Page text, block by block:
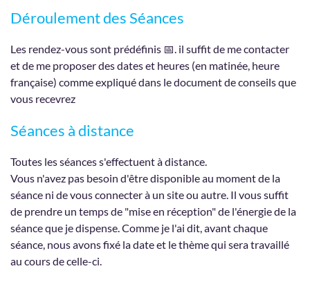
Déroulement des Séances
Les rendez-vous sont prédéfinis 📅. il suffit de me contacter
et de me proposer des dates et heures (en matinée, heure
française) comme expliqué dans le document de conseils que
vous recevrez
Séances à distance
Toutes les séances s'effectuent à distance.
Vous n'avez pas besoin d'être disponible au moment de la
séance ni de vous connecter à un site ou autre. Il vous suffit
de prendre un temps de "mise en réception" de l'énergie de la
séance que je dispense. Comme je l'ai dit, avant chaque
séance, nous avons fixé la date et le thème qui sera travaillé
au cours de celle-ci.